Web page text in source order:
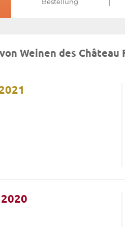
Bestellung
Weinen des Château